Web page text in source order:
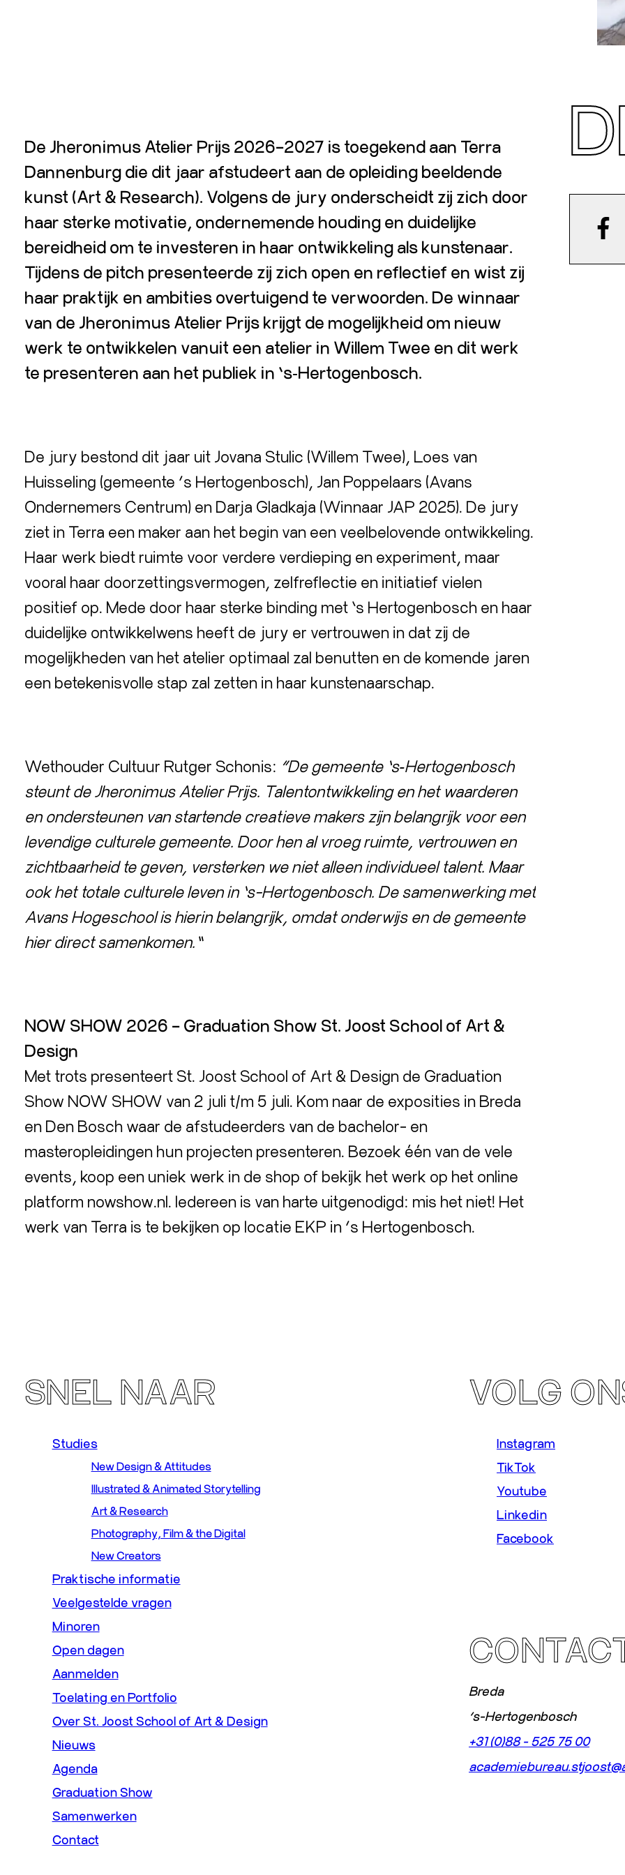
De Jheronimus Atelier Prijs 2026–2027 is toegekend aan Terra
Dannenburg die dit jaar afstudeert aan de opleiding beeldende
kunst (Art & Research). Volgens de jury onderscheidt zij zich door
haar sterke motivatie, ondernemende houding en duidelijke
bereidheid om te investeren in haar ontwikkeling als kunstenaar.
Tijdens de pitch presenteerde zij zich open en reflectief en wist zij
haar praktijk en ambities overtuigend te verwoorden. De winnaar
van de Jheronimus Atelier Prijs krijgt de mogelijkheid om nieuw
werk te ontwikkelen vanuit een atelier in Willem Twee en dit werk
te presenteren aan het publiek in ’s‑Hertogenbosch.
De jury bestond dit jaar uit Jovana Stulic (Willem Twee), Loes van
Huisseling (gemeente ‘s Hertogenbosch), Jan Poppelaars (Avans
Ondernemers Centrum) en Darja Gladkaja (Winnaar JAP 2025). De jury
ziet in Terra een maker aan het begin van een veelbelovende ontwikkeling.
Haar werk biedt ruimte voor verdere verdieping en experiment, maar
vooral haar doorzettingsvermogen, zelfreflectie en initiatief vielen
positief op. Mede door haar sterke binding met ’s Hertogenbosch en haar
duidelijke ontwikkelwens heeft de jury er vertrouwen in dat zij de
mogelijkheden van het atelier optimaal zal benutten en de komende jaren
een betekenisvolle stap zal zetten in haar kunstenaarschap.
Wethouder Cultuur Rutger Schonis: “De gemeente ’s‑Hertogenbosch
steunt de Jheronimus Atelier Prijs. Talentontwikkeling en het waarderen
en ondersteunen van startende creatieve makers zijn belangrijk voor een
levendige culturele gemeente. Door hen al vroeg ruimte, vertrouwen en
zichtbaarheid te geven, versterken we niet alleen individueel talent. Maar
ook het totale culturele leven in ’s-Hertogenbosch. De samenwerking met
Avans Hogeschool is hierin belangrijk, omdat onderwijs en de gemeente
hier direct samenkomen.”
NOW SHOW 2026 – Graduation Show St. Joost School of Art &
Design
Met trots presenteert St. Joost School of Art & Design de Graduation
Show NOW SHOW van 2 juli t/m 5 juli. Kom naar de exposities in Breda
en Den Bosch waar de afstudeerders van de bachelor- en
masteropleidingen hun projecten presenteren. Bezoek één van de vele
events, koop een uniek werk in de shop of bekijk het werk op het online
platform nowshow.nl. Iedereen is van harte uitgenodigd: mis het niet! Het
werk van Terra is te bekijken op locatie EKP in ‘s Hertogenbosch.
SNEL NAAR
Studies
New Design & Attitudes
Illustrated & Animated Storytelling
Art & Research
Photography, Film & the Digital
New Creators
Praktische informatie
Veelgestelde vragen
Minoren
Open dagen
Aanmelden
Toelating en Portfolio
Over St. Joost School of Art & Design
Nieuws
Agenda
Graduation Show
Samenwerken
Contact
VOLG
Instagram
TikTok
Youtube
Linkedin
Facebook
Breda
‘s-Hertogenbosch
+31 (0)88 - 525 75 00